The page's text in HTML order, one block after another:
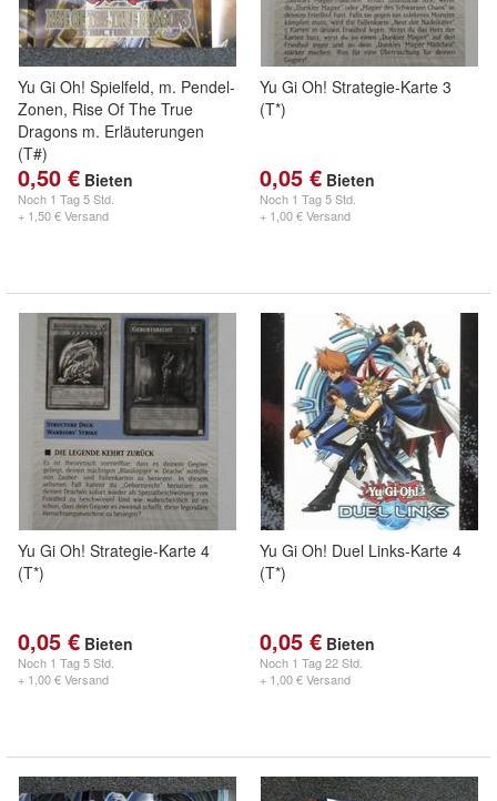
Yu Gi Oh! Spielfeld, m. Pendel-
Zonen, Rise Of The True
Dragons m. Erläuterungen
(T#)
0,50 € Bieten
Noch 1 Tag 5 Std.
+ 1,50 € Versand
Yu Gi Oh! Strategie-Karte 3
(T*)
0,05 € Bieten
Noch 1 Tag 5 Std.
+ 1,00 € Versand
Yu Gi Oh! Strategie-Karte 4
(T*)
0,05 € Bieten
Noch 1 Tag 5 Std.
+ 1,00 € Versand
Yu Gi Oh! Duel Links-Karte 4
(T*)
0,05 € Bieten
Noch 1 Tag 22 Std.
+ 1,00 € Versand